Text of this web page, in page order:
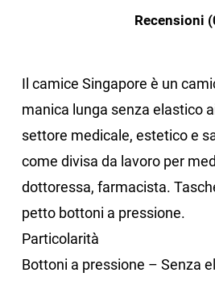
Recensioni
Il camice Singapore è un
manica lunga senza elastico
settore medicale, estetico e
come divisa da lavoro per
dottoressa, farmacista.
petto bottoni a pressione.
Particolarità
Bottoni a pressione – Senza